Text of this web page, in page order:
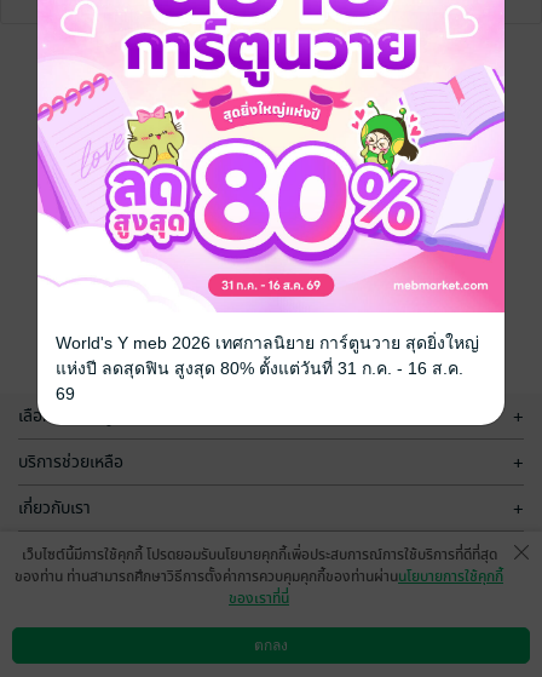
เลือกหมวดหมู่ +
บริการช่วยเหลือ +
เกี่ยวกับเรา +
กลุ่มธุรกิจในเครือ +
ดาวน์โหลดแอป วิธีการใช้งาน ติดต่อเรา
เว็บไซต์นี้มีการใช้คุกกี้ โปรดยอมรับนโยบายคุกกี้เพื่อประสบการณ์การใช้บริการที่ดีที่สุด
ของท่าน ท่านสามารถศึกษาวิธีการตั้งค่าการควบคุมคุกกี้ของท่านผ่านนโยบายการใช้คุกกี้
ของเราที่นี่
ตกลง
World's Y meb 2026 เทศกาลนิยาย การ์ตูนวาย สุดยิ่งใหญ่
แห่งปี ลดสุดฟิน สูงสุด 80% ตั้งแต่วันที่ 31 ก.ค. - 16 ส.ค.
69